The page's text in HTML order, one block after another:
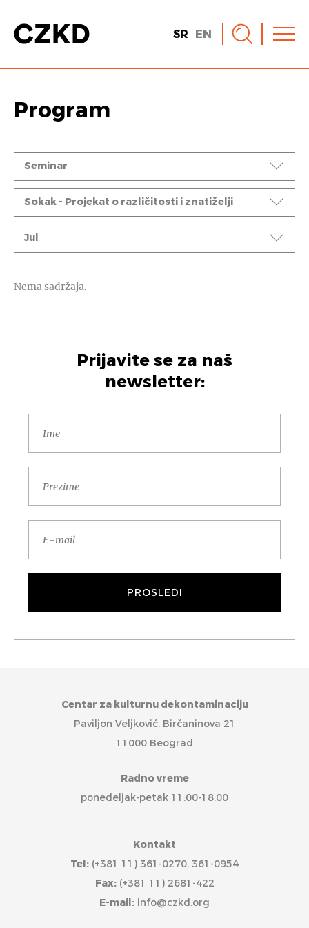
SR EN
Program
Događaji
Seminar
Ciklusi
Sokak - Projekat o različitosti i znatiželji
Mesec
Jul
Nema sadržaja.
Prijavite se za naš
newsletter:
Centar za kulturnu dekontaminaciju
Paviljon Veljković, Birčaninova 21
11000 Beograd
Radno vreme
ponedeljak-petak 11:00-18:00
Kontakt
Tel: (+381 11) 361-0270, 361-0954
Fax:(+381 11) 2681-422
E-mail: info@czkd.org